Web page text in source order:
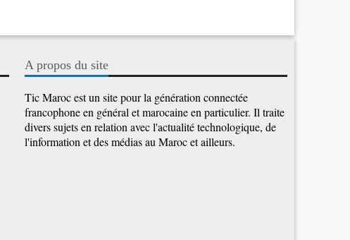
A propos du site
Tic Maroc est un site pour la génération connectée
francophone en général et marocaine en particulier. Il traite
divers sujets en relation avec l'actualité technologique, de
l'information et des médias au Maroc et ailleurs.